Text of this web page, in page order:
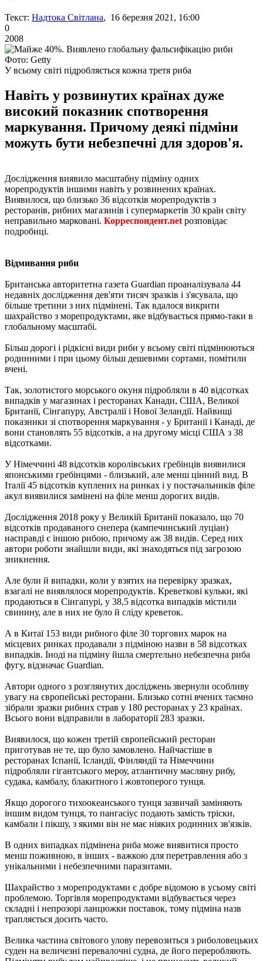
Текст: Надтока Світлана, 16 березня 2021, 16:00
0
2008
Фото: Getty
У всьому світі підробляється кожна третя риба
Навіть у розвинутих країнах дуже
високий показник спотворення
маркування. Причому деякі підміни
можуть бути небезпечні для здоров'я.
Дослідження виявило масштабну підміну одних
морепродуктів іншими навіть у розвинених країнах.
Виявилося, що близько 36 відсотків морепродуктів з
ресторанів, рибних магазинів і супермаркетів 30 країн світу
неправильно марковані. Корреспондент.net розповідає
подробиці.
Відмивання риби
Британська авторитетна газета Guardian проаналізувала 44
недавніх дослідження дев'яти тисяч зразків і з'ясувала, що
більше третини з них підмінені. Так вдалося викрити
шахрайство з морепродуктами, яке відбувається прямо-таки в
глобальному масштабі.
Більш дорогі і рідкісні види риби у всьому світі підмінюються
родинними і при цьому більш дешевими сортами, помітили
вчені.
Так, золотистого морського окуня підробляли в 40 відсотках
випадків у магазинах і ресторанах Канади, США, Великої
Британії, Сінгапуру, Австралії і Нової Зеландії. Найвищі
показники зі спотворення маркування - у Британії і Канаді, де
вони становлять 55 відсотків, а на другому місці США з 38
відсотками.
У Німеччині 48 відсотків королівських гребінців виявилися
японськими гребінцями - близький, але менш цінний вид. В
Італії 45 відсотків куплених на ринках і у постачальників філе
акул виявилися замінені на філе менш дорогих видів.
Дослідження 2018 року у Великій Британії показало, що 70
відсотків продаваного снепера (кампечинський луціан)
насправді є іншою рибою, причому аж 38 видів. Серед них
автори роботи знайшли види, які знаходяться під загрозою
зникнення.
Але були й випадки, коли у взятих на перевірку зразках,
взагалі не виявлялося морепродуктів. Креветкові кульки, які
продаються в Сінгапурі, у 38,5 відсотка випадків містили
свинину, але в них не було й сліду креветок.
А в Китаї 153 види рибного філе 30 торгових марок на
місцевих ринках продавали з підміною назви в 58 відсотках
випадків. Іноді на підміну йшла смертельно небезпечна риба
фугу, відзначає Guardian.
Автори одного з розглянутих досліджень звернули особливу
увагу на європейські ресторани. Близько сотні вчених таємно
зібрали зразки рибних страв у 180 ресторанах у 23 країнах.
Всього вони відправили в лабораторії 283 зразки.
Виявилося, що кожен третій європейський ресторан
приготував не те, що було замовлено. Найчастіше в
ресторанах Іспанії, Ісландії, Фінляндії та Німеччини
підробляли гігантського мероу, атлантичну масляну рибу,
судака, камбалу, блакитного і жовтоперого тунця.
Якщо дорогого тихоокеанського тунця зазвичай заміняють
іншим видом тунця, то пангасіус подають замість тріски,
камбали і пікшу, з якими він не має ніяких родинних зв'язків.
В одних випадках підмінена риба може виявитися просто
менш поживною, в інших - важкою для перетравлення або з
унікальними і небезпечними паразитами.
Шахрайство з морепродуктами є добре відомою в усьому світі
проблемою. Торгівля морепродуктами відбувається через
складні і непрозорі ланцюжки поставок, тому підміна назв
трапляється досить часто.
Велика частина світового улову перевозиться з риболовецьких
суден на величезні перевалочні судна, де його переробляють.